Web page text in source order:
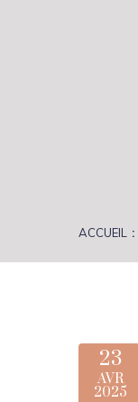
ACCUEIL
23
AVR
2025